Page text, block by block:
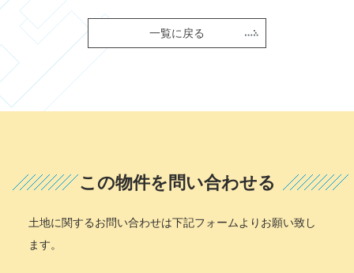
一覧に戻る
この物件を問い合わせる
土地に関するお問い合わせは下記フォームよりお願い致し
ます。